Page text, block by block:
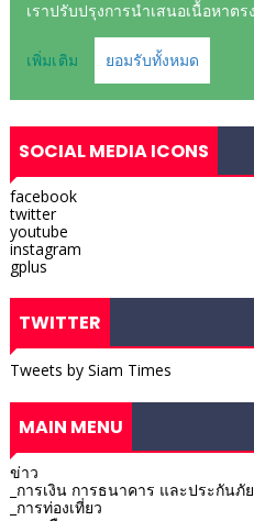
SOCIAL MEDIA ICONS
facebook
twitter
youtube
instagram
gplus
TWITTER
Tweets by Siam Times
MAIN MENU
ข่าว
_การเงิน การธนาคาร และประกันภัย
_การท่องเที่ยว